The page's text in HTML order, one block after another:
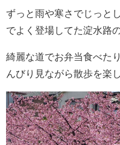
ずっと雨や寒さでじっと
でよく登場してた淀水路
綺麗な道でお弁当食べた
んびり見ながら散歩を楽